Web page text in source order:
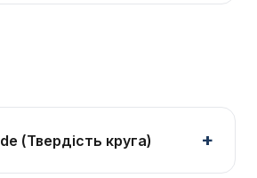
(Твердість круга)